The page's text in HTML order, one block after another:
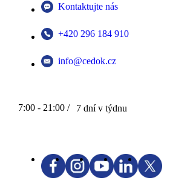
Kontaktujte nás
+420 296 184 910
info@cedok.cz
7:00 - 21:00 / 7 dní v týdnu